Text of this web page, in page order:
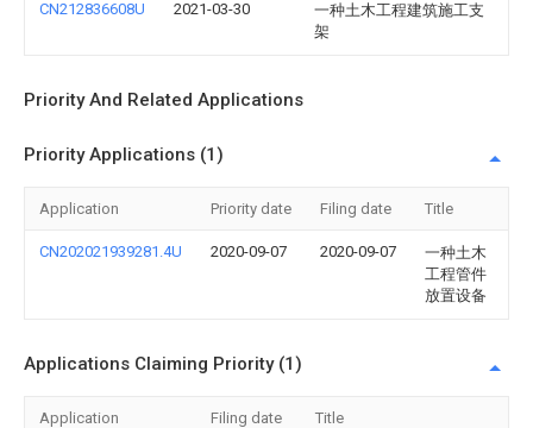
CN212836608U 2021-03-30
一种土木工程建筑施工支
架
Priority And Related Applications
Priority Applications (1)
Application Priority date Filing date Title
CN202021939281.4U 2020-09-07 2020-09-07
一种土木
工程管件
放置设备
Applications Claiming Priority (1)
Application Filing date Title